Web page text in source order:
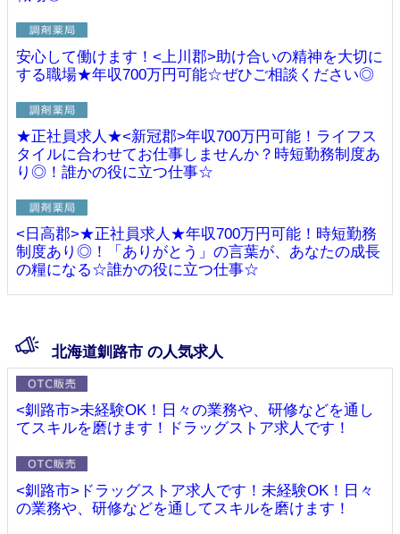
安心して働けます！<上川郡>助け合いの精神を大切に
する職場★年収700万円可能☆ぜひご相談ください◎
★正社員求人★<新冠郡>年収700万円可能！ライフス
タイルに合わせてお仕事しませんか？時短勤務制度あ
り◎！誰かの役に立つ仕事☆
<日高郡>★正社員求人★年収700万円可能！時短勤務
制度あり◎！「ありがとう」の言葉が、あなたの成長
の糧になる☆誰かの役に立つ仕事☆
北海道釧路市 の人気求人
<釧路市>未経験OK！日々の業務や、研修などを通し
てスキルを磨けます！ドラッグストア求人です！
<釧路市>ドラッグストア求人です！未経験OK！日々
の業務や、研修などを通してスキルを磨けます！